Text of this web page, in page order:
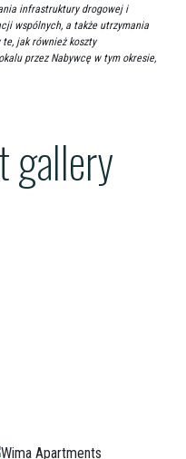
infrastruktury drogowej i
wspólnych, a także utrzymania
jak również koszty
przez Nabywcę w tym okresie,
gallery